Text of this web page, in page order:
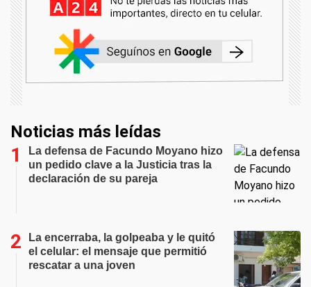
Noticias más leídas
La defensa de Facundo Moyano hizo
un pedido clave a la Justicia tras la
declaración de su pareja
La encerraba, la golpeaba y le quitó
el celular: el mensaje que permitió
rescatar a una joven